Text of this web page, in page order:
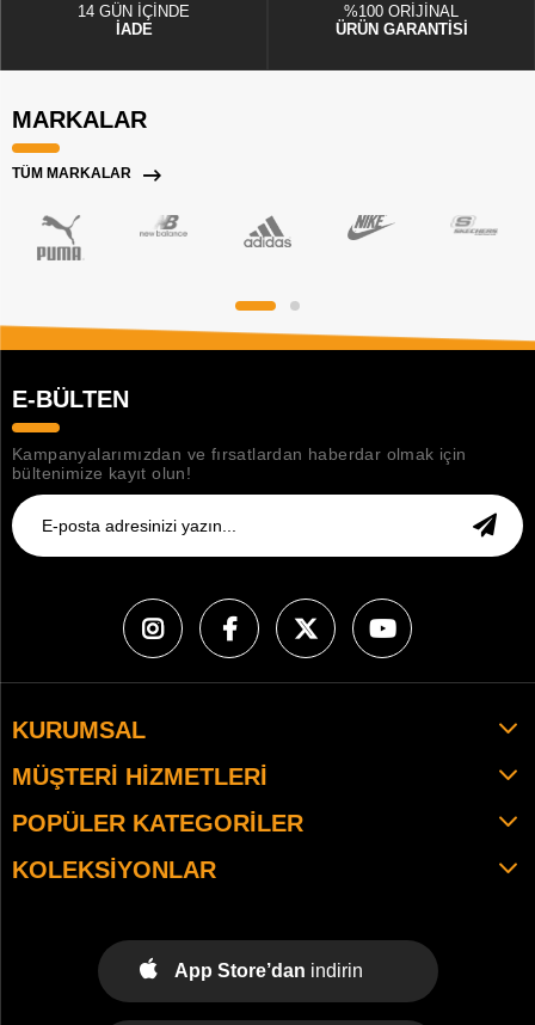
14 GÜN İÇİNDE
İADE
%100 ORİJİNAL
ÜRÜN GARANTİSİ
MARKALAR
TÜM MARKALAR
E-BÜLTEN
Kampanyalarımızdan ve fırsatlardan haberdar olmak için
bültenimize kayıt olun!
KURUMSAL
MÜŞTERI HIZMETLERI
POPÜLER KATEGORILER
KOLEKSIYONLAR
App Store’dan indirin